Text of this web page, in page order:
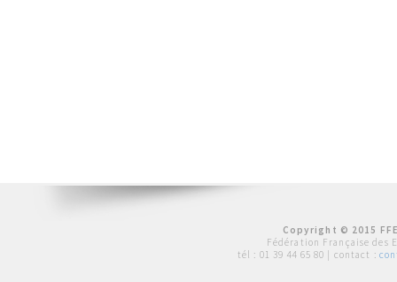
Copyright © 2015
Fédération Française des
tél : 01 39 44 65 80 | contact :